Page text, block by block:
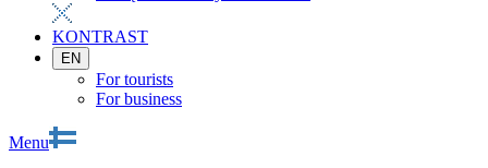
KONTRAST
EN
For tourists
For business
Menu